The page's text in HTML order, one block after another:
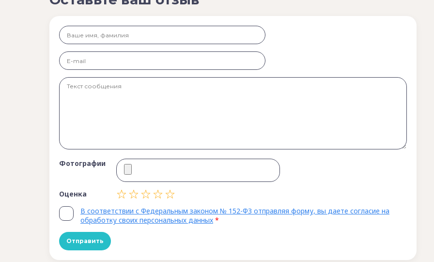
Фотографии
Оценка
В соответствии с Федеральным законом № 152-ФЗ отправляя форму, вы даете согласие на
обработку своих персональных данных *